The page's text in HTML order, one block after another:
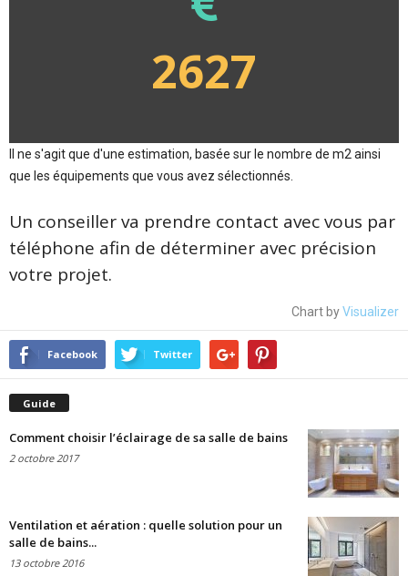
2627
Il ne s'agit que d'une estimation, basée sur le nombre de m2 ainsi
que les équipements que vous avez sélectionnés.
Un conseiller va prendre contact avec vous par
téléphone afin de déterminer avec précision
votre projet.
Chart byVisualizer
Facebook Twitter
Guide
Comment choisir l’éclairage de sa salle de bains
2 octobre 2017
Ventilation et aération : quelle solution pour un
salle de bains...
13 octobre 2016